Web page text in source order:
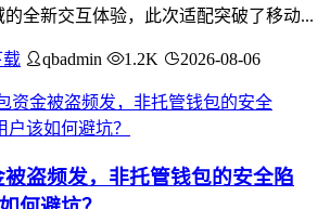
的全新交互体验，此次适配突破了移动...
载 qbadmin 1.2K 2026-08-06
盗频发，非托管钱包的安全陷